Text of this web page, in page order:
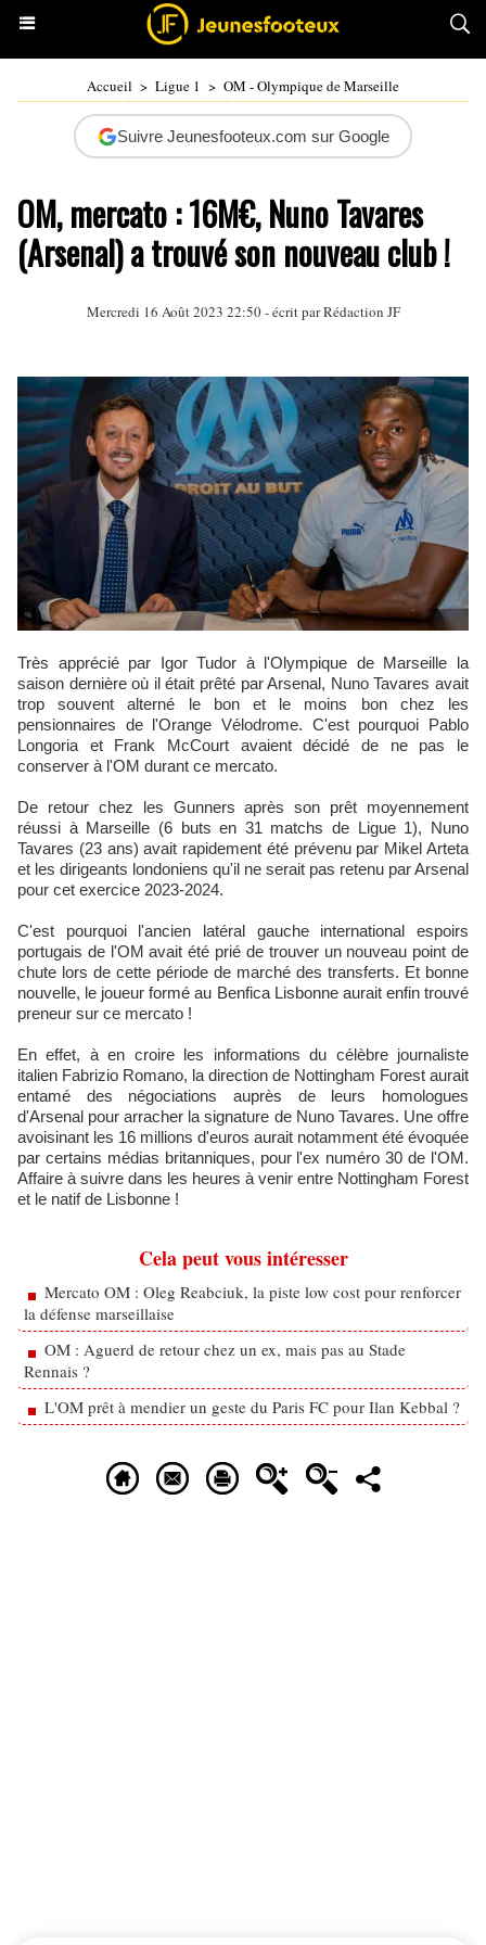
Accueil > Ligue 1 > OM - Olympique de Marseille
Suivre Jeunesfooteux.com sur Google
OM, mercato : 16M€, Nuno Tavares
(Arsenal) a trouvé son nouveau club !
Mercredi 16 Août 2023 22:50 - écrit par Rédaction JF
Très apprécié par Igor Tudor à l'Olympique de Marseille la
saison dernière où il était prêté par Arsenal, Nuno Tavares avait
trop souvent alterné le bon et le moins bon chez les
pensionnaires de l'Orange Vélodrome. C'est pourquoi Pablo
Longoria et Frank McCourt avaient décidé de ne pas le
conserver à l'OM durant ce mercato.
De retour chez les Gunners après son prêt moyennement
réussi à Marseille (6 buts en 31 matchs de Ligue 1), Nuno
Tavares (23 ans) avait rapidement été prévenu par Mikel Arteta
et les dirigeants londoniens qu'il ne serait pas retenu par Arsenal
pour cet exercice 2023-2024.
C'est pourquoi l'ancien latéral gauche international espoirs
portugais de l'OM avait été prié de trouver un nouveau point de
chute lors de cette période de marché des transferts. Et bonne
nouvelle, le joueur formé au Benfica Lisbonne aurait enfin trouvé
preneur sur ce mercato !
En effet, à en croire les informations du célèbre journaliste
italien Fabrizio Romano, la direction de Nottingham Forest aurait
entamé des négociations auprès de leurs homologues
d'Arsenal pour arracher la signature de Nuno Tavares. Une offre
avoisinant les 16 millions d'euros aurait notamment été évoquée
par certains médias britanniques, pour l'ex numéro 30 de l'OM.
Affaire à suivre dans les heures à venir entre Nottingham Forest
et le natif de Lisbonne !
Cela peut vous intéresser
Mercato OM : Oleg Reabciuk, la piste low cost pour renforcer
la défense marseillaise
OM : Aguerd de retour chez un ex, mais pas au Stade
Rennais ?
L'OM prêt à mendier un geste du Paris FC pour Ilan Kebbal ?